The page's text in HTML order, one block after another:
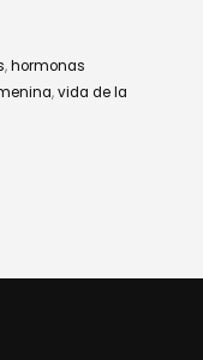
,hormonas
,vida de la